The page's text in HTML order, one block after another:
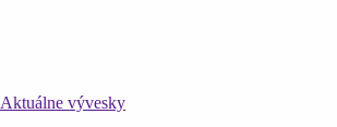
Aktuálne vývesky